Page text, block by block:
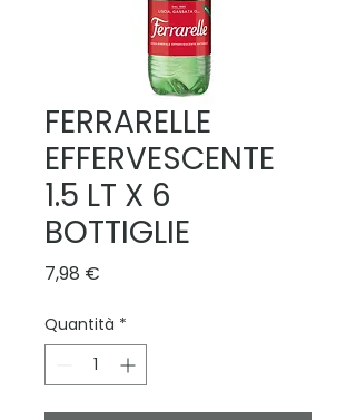
FERRARELLE
EFFERVESCENTE
1.5 LT X 6
BOTTIGLIE
7,98 €
Quantità *